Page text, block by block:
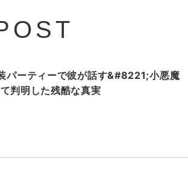
パーティーで彼が話す&#8221;小悪魔
判明した残酷な真実